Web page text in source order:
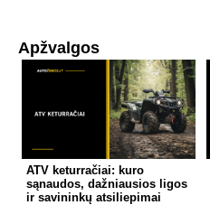
Apžvalgos
ATV keturračiai: kuro
sąnaudos, dažniausios ligos
ir savininkų atsiliepimai